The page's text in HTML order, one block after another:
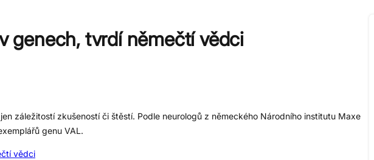
genech, tvrdí němečtí vědci
záležitostí zkušeností či štěstí. Podle neurologů z německého Národního institutu Maxe
genu VAL.
vědci